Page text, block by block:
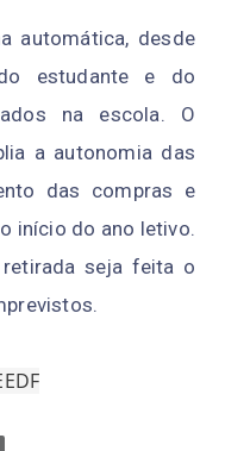
automática, desde
estudante e do
na escola. O
a autonomia das
das compras e
início do ano letivo.
seja feita o